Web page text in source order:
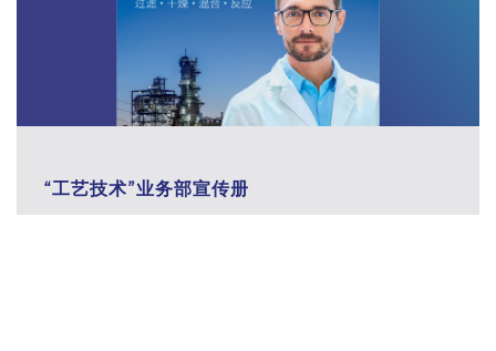
“工艺技术”业务部宣传册